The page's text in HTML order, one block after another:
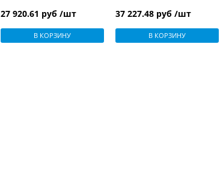
27 920.61 руб /шт
В КОРЗИНУ
37 227.48 руб /шт
В КОРЗИНУ